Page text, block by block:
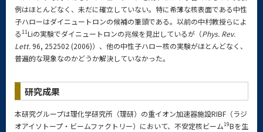
例はほとんどなく、未だに確立していない。特に希薄な核表面である中性
子ハローはダイニュートロンの候補の筆頭である。以前の中村教授らによ
る11Liの実験でダイニュートロンの兆候を見出しているが（Phys. Rev.
Lett.96, 252502 (2006)）、他の中性子ハロー核の実験がほとんどなく、
普遍的な現象なのかどうか解決していなかった。
研究成果
本研究グループは理化学研究所（理研）の重イオン加速器施設RIBF（ラジ
オアイソトープ・ビームファクトリー）において、不安定核ビーム19Bを生